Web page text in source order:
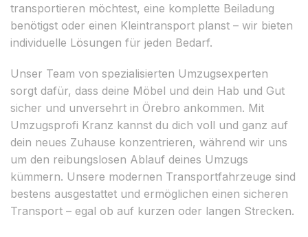
transportieren möchtest, eine komplette Beiladung
benötigst oder einen Kleintransport planst – wir bieten
individuelle Lösungen für jeden Bedarf.
Unser Team von spezialisierten Umzugsexperten
sorgt dafür, dass deine Möbel und dein Hab und Gut
sicher und unversehrt in Örebro ankommen. Mit
Umzugsprofi Kranz kannst du dich voll und ganz auf
dein neues Zuhause konzentrieren, während wir uns
um den reibungslosen Ablauf deines Umzugs
kümmern. Unsere modernen Transportfahrzeuge sind
bestens ausgestattet und ermöglichen einen sicheren
Transport – egal ob auf kurzen oder langen Strecken.